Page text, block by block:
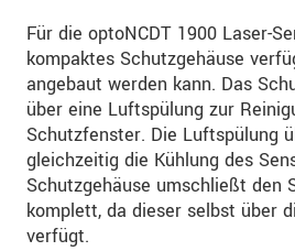
Für die optoNCDT 1900 Laser-
kompaktes Schutzgehäuse
angebaut werden kann. Das
über eine Luftspülung zur
Schutzfenster. Die Luftspülung
gleichzeitig die Kühlung des
Schutzgehäuse umschließt den
komplett, da dieser selbst über
verfügt.